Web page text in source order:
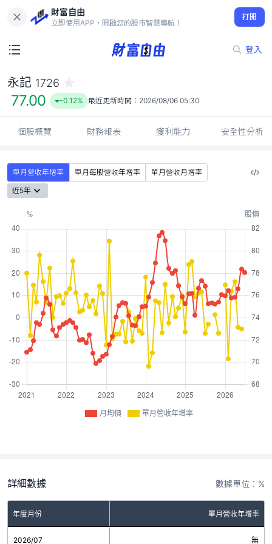
財富自由
立即使用APP，開啟您的股市智慧導航！
打開
登入
77.00
-0.12%
永記 1726
77.00 -0.12% 最近更新時間： 2026/08/06 05:30
個股概覽 財務報表 獲利能力 安全性分析
單月營收年增率 單月每股營收年增率
單月營收月增率
近5年
月均價 單月營收年增率
詳細數據 數據單位：%
年度月份 單月營收年增率
2026/07 無